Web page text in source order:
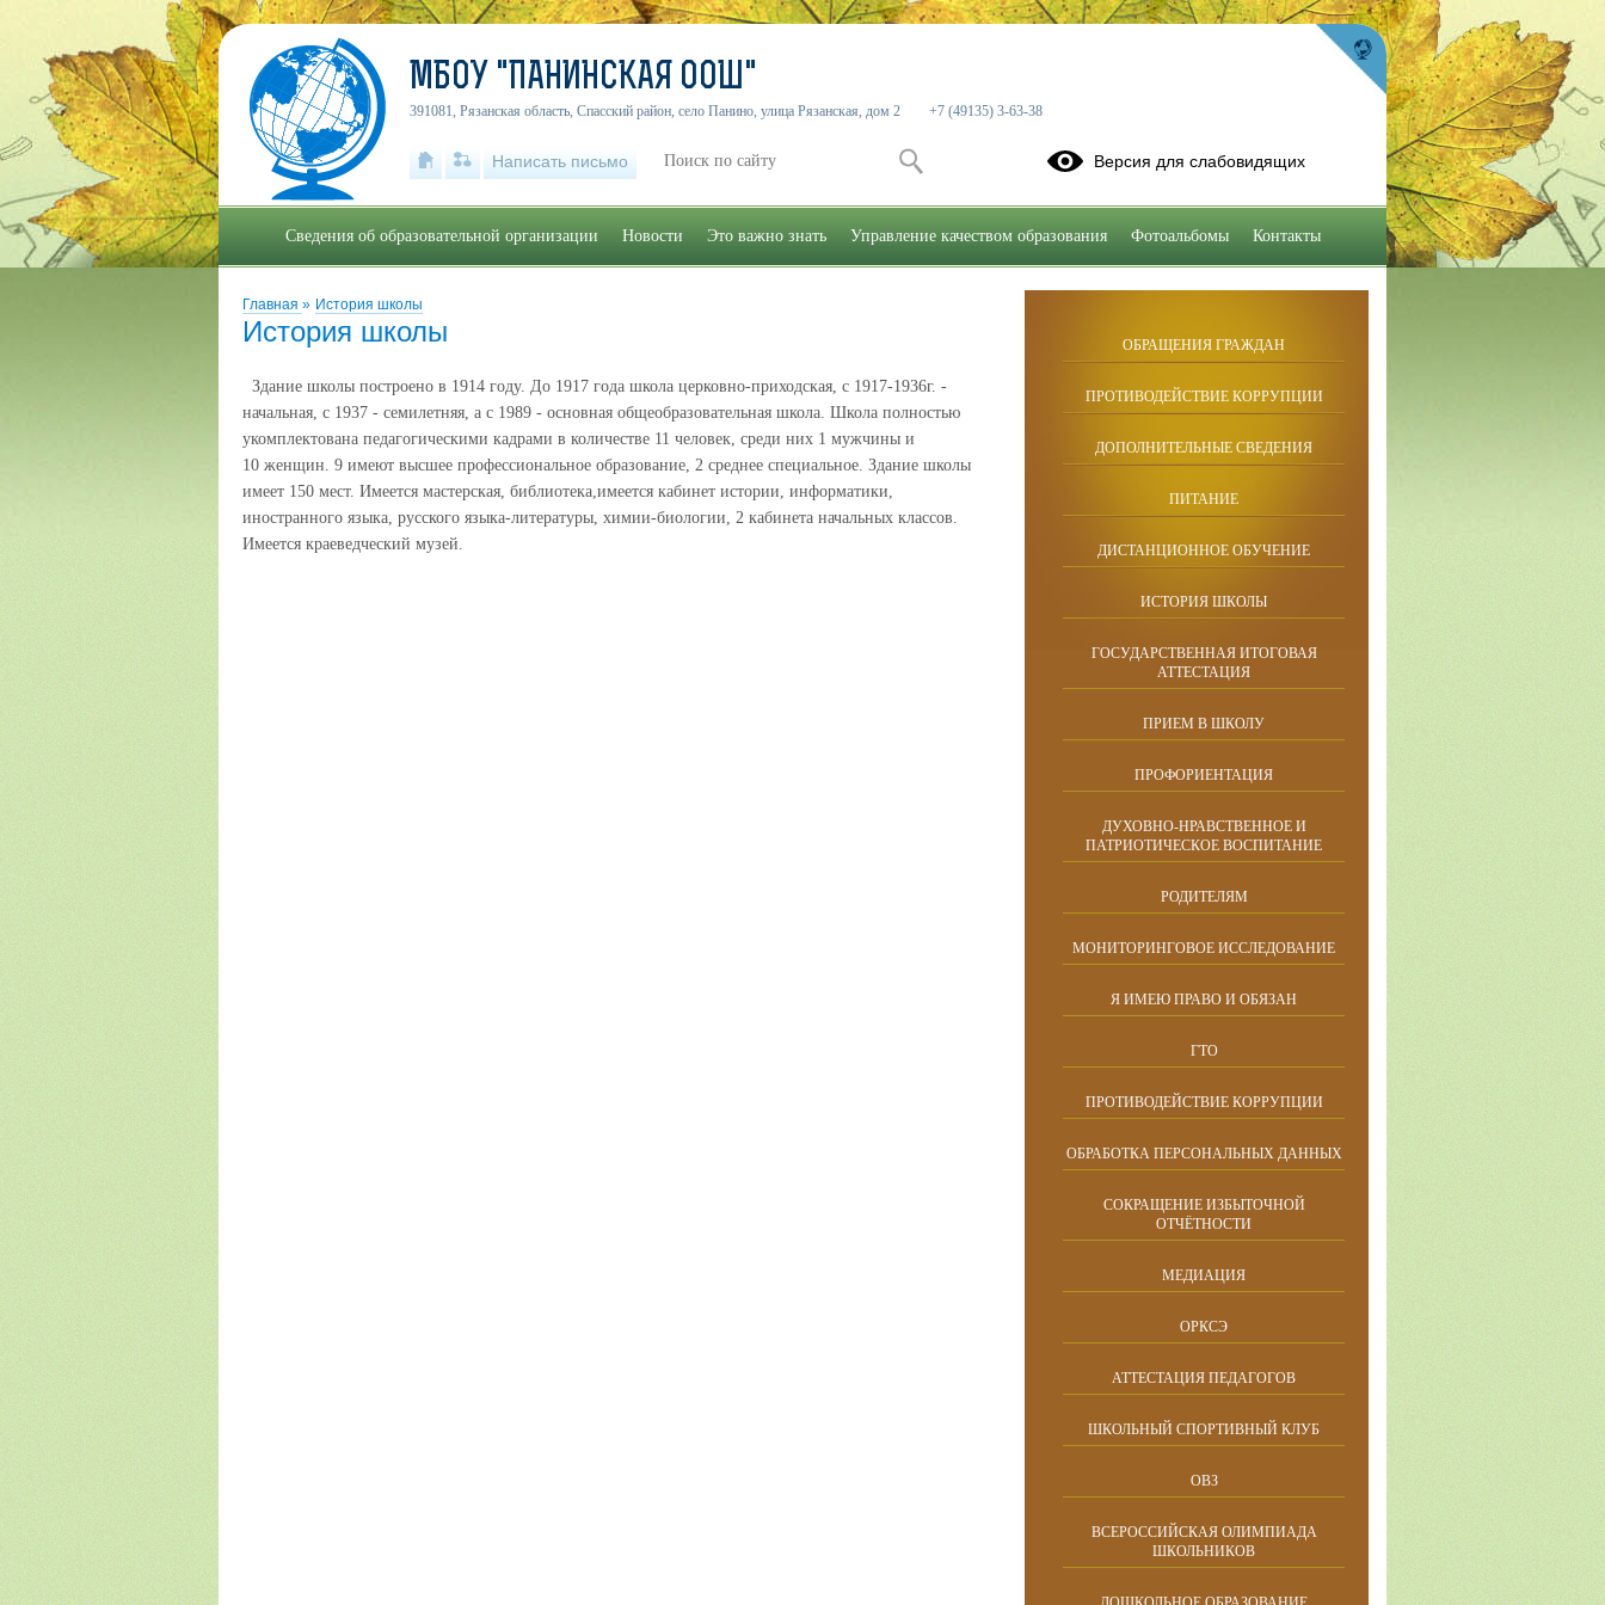
Главная » История школы
История школы
Здание школы построено в 1914 году. До 1917 года школа церковно-приходская, с 1917-1936г. -
начальная, с 1937 - семилетняя, а с 1989 - основная общеобразовательная школа. Школа полностью
укомплектована педагогическими кадрами в количестве 11 человек, среди них 1 мужчины и
10 женщин. 9 имеют высшее профессиональное образование, 2 среднее специальное. Здание школы
имеет 150 мест. Имеется мастерская, библиотека,имеется кабинет истории, информатики,
иностранного языка, русского языка-литературы, химии-биологии, 2 кабинета начальных классов.
Имеется краеведческий музей.
ОБРАЩЕНИЯ ГРАЖДАН
ПРОТИВОДЕЙСТВИЕ КОРРУПЦИИ
ДОПОЛНИТЕЛЬНЫЕ СВЕДЕНИЯ
ПИТАНИЕ
ДИСТАНЦИОННОЕ ОБУЧЕНИЕ
ИСТОРИЯ ШКОЛЫ
ГОСУДАРСТВЕННАЯ ИТОГОВАЯ
АТТЕСТАЦИЯ
ПРИЕМ В ШКОЛУ
ПРОФОРИЕНТАЦИЯ
ДУХОВНО-НРАВСТВЕННОЕ И
ПАТРИОТИЧЕСКОЕ ВОСПИТАНИЕ
РОДИТЕЛЯМ
МОНИТОРИНГОВОЕ ИССЛЕДОВАНИЕ
Я ИМЕЮ ПРАВО И ОБЯЗАН
ГТО
ПРОТИВОДЕЙСТВИЕ КОРРУПЦИИ
ОБРАБОТКА ПЕРСОНАЛЬНЫХ ДАННЫХ
СОКРАЩЕНИЕ ИЗБЫТОЧНОЙ
ОТЧЁТНОСТИ
МЕДИАЦИЯ
ОРКСЭ
АТТЕСТАЦИЯ ПЕДАГОГОВ
ШКОЛЬНЫЙ СПОРТИВНЫЙ КЛУБ
ОВЗ
ВСЕРОССИЙСКАЯ ОЛИМПИАДА
ШКОЛЬНИКОВ
МБОУ "ПАНИНСКАЯ ООШ"
391081, Рязанская область, Спасский район, село Панино, улица Рязанская, дом 2 +7 (49135) 3-63-38
Написать письмо Версия для слабовидящих
Сведения об образовательной организации Новости Это важно знать Управление качеством образования Фотоальбомы Контакты